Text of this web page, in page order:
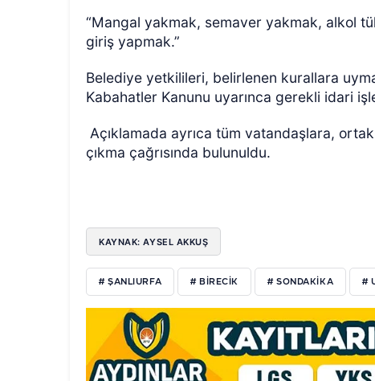
“Mangal yakmak, semaver yakmak, alkol
giriş yapmak.”
Belediye yetkilileri, belirlenen kurallara
Kabahatler Kanunu uyarınca gerekli idari
Açıklamada ayrıca tüm vatandaşlara,
çıkma çağrısında bulunuldu.
KAYNAK: AYSEL AKKUŞ
# ŞANLIURFA # BIRECIK # SONDAKIKA #